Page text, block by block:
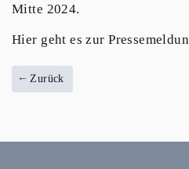
Mitte 2024.
Hier geht es zur
Zurück